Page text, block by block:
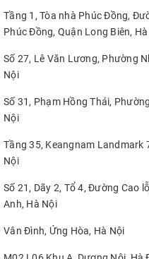
Tầng 1, Tòa nhà Phúc Đồng,
Phúc Đồng, Quận Long Biên,
Số 27, Lê Văn Lương, Phường
Nội
Số 31, Phạm Hồng Thái,
Nội
Tầng 35, Keangnam Landmark
Nội
Số 21, Dãy 2, Tổ 4, Đường Cao
Anh, Hà Nội
Vân Đình, Ứng Hòa, Hà Nội